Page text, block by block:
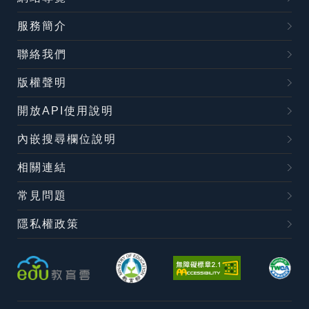
服務簡介
聯絡我們
版權聲明
開放API使用說明
內嵌搜尋欄位說明
相關連結
常見問題
隱私權政策